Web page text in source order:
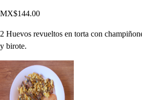
MX$144.00
2 Huevos revueltos en torta con
y birote.